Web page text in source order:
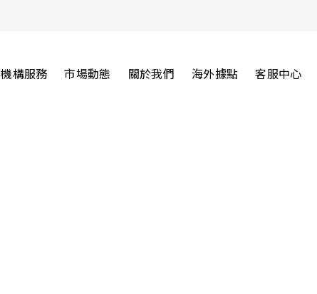
機構服務 市場動態 關於我們 海外據點 客服中心